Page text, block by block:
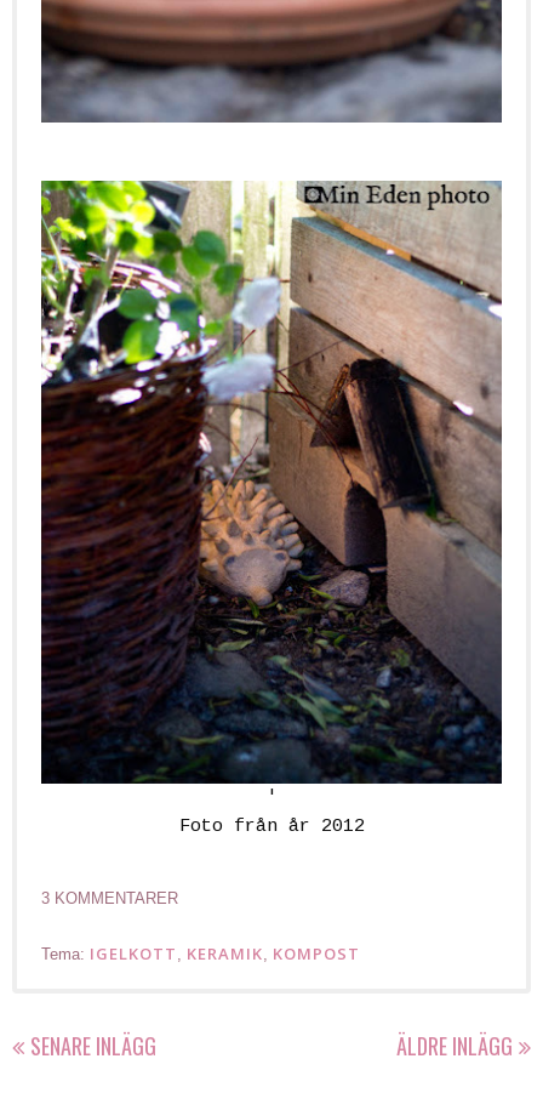
'
Foto från år 2012
3 KOMMENTARER
Tema: IGELKOTT , KERAMIK, KOMPOST
SENARE INLÄGG ÄLDRE INLÄGG